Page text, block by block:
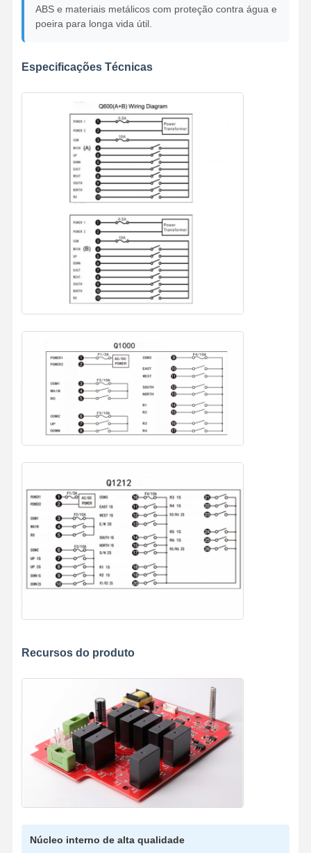
ABS e materiais metálicos com proteção contra água e
poeira para longa vida útil.
Especificações Técnicas
Recursos do produto
Núcleo interno de alta qualidade